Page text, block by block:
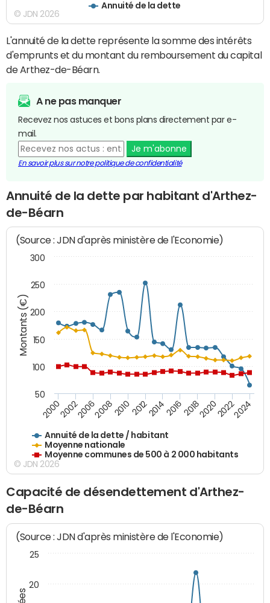
Annuité de la dette
© JDN 2026
L'annuité de la dette représente la somme des intérêts
d'emprunts et du montant du remboursement du capital
de Arthez-de-Béarn.
A ne pas manquer
Recevez nos astuces et bons plans directement par e-
mail.
Je m'abonne
En savoir plus sur notre politique de confidentialité
Annuité de la dette par habitant d'Arthez-
de-Béarn
Montants (€)
(Source : JDN d'après ministère de l'Economie)
Annuité de la dette / habitant
Moyenne nationale
Moyenne communes de 500 à 2 000 habitants
200020022006200820102012201420162018202020222024
50
100
150
200
250
300
© JDN 2026
Capacité de désendettement d'Arthez-
de-Béarn
(Source : JDN d'après ministère de l'Economie)
20
25